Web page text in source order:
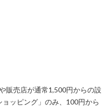
販売店が通常1,500円からの設
ッピング」のみ、100円から